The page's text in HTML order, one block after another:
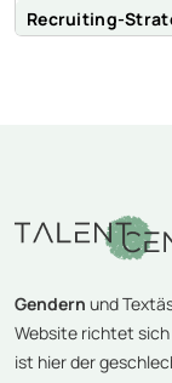
Recruiting-
Gendern und
Website richtet
ist hier der